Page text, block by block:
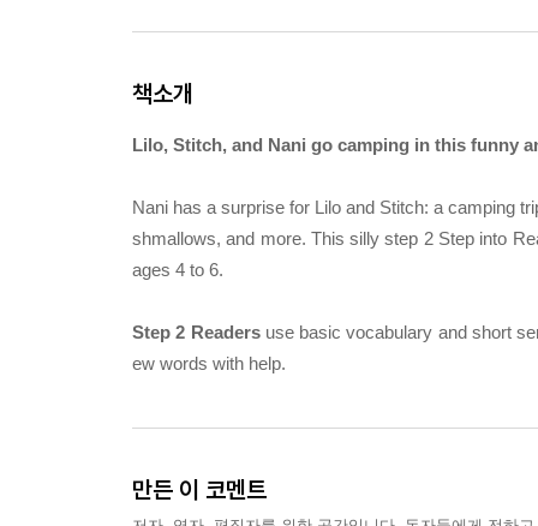
책소개
Lilo, Stitch, and Nani go camping in this funny
Nani has a surprise for Lilo and Stitch: a camping
shmallows, and more. This silly step 2 Step into
ages 4 to 6.
Step 2 Readersuse basic vocabulary and short
ew words with help.
만든 이 코멘트